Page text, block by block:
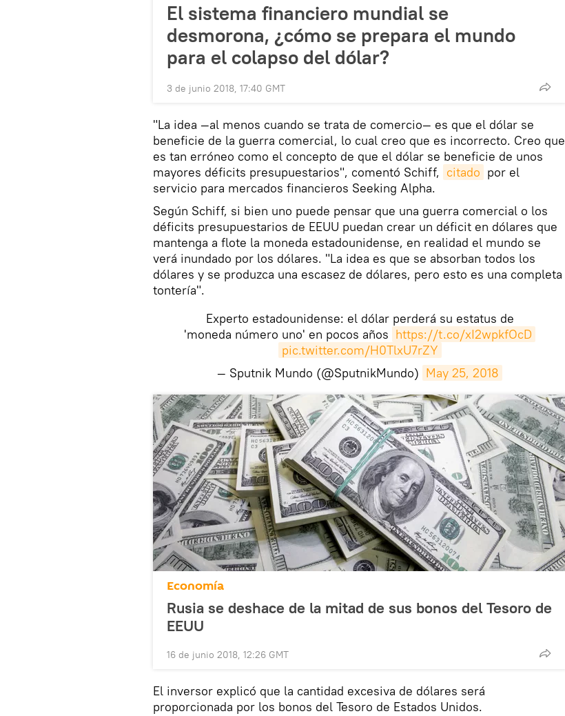
El sistema financiero mundial se
desmorona, ¿cómo se prepara el mundo
para el colapso del dólar?
3 de junio 2018, 17:40 GMT
"La idea —al menos cuando se trata de comercio— es que el dólar se
beneficie de la guerra comercial, lo cual creo que es incorrecto. Creo que
es tan erróneo como el concepto de que el dólar se beneficie de unos
mayores déficits presupuestarios", comentó Schiff, citado por el
servicio para mercados financieros Seeking Alpha.
Según Schiff, si bien uno puede pensar que una guerra comercial o los
déficits presupuestarios de EEUU puedan crear un déficit en dólares que
mantenga a flote la moneda estadounidense, en realidad el mundo se
verá inundado por los dólares. "La idea es que se absorban todos los
dólares y se produzca una escasez de dólares, pero esto es una completa
tontería".
Experto estadounidense: el dólar perderá su estatus de
'moneda número uno' en pocos años https://t.co/xI2wpkfOcD
pic.twitter.com/H0TlxU7rZY
— Sputnik Mundo (@SputnikMundo) May 25, 2018
Economía
Rusia se deshace de la mitad de sus bonos del Tesoro de
EEUU
16 de junio 2018, 12:26 GMT
El inversor explicó que la cantidad excesiva de dólares será
proporcionada por los bonos del Tesoro de Estados Unidos.